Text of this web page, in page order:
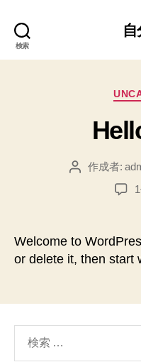
検索
投
作成者:
Welcome to
or delete it, then start